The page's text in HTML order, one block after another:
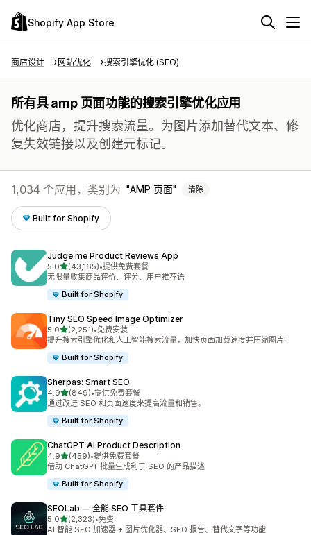
Shopify App Store
商店设计 网站优化 搜索引擎优化 (SEO)
所有具 amp 页面功能的搜索引擎优化应用
优化商店，提升搜索流量。为图片添加替代文本、修
复失效链接以及创建元标记。
1,034 个应用，类别为 AMP 页面 清除
Built for Shopify
Judge.me Product Reviews App
5.0星（满分 5 星）
(43,165)
总共 43165 条评论
•提供免费套餐
无限量收集商品评价、评分、用户推荐语
Built for Shopify
Tiny SEO Speed Image Optimizer
5.0星（满分 5 星）
(2,251)
总共 2251 条评论
•免费安装
提升搜索引擎优化和人工智能搜索流量，加快页面加载速度并压缩图片!
Built for Shopify
Sherpas: Smart SEO
4.9星（满分 5 星）
(849)
总共 849 条评论
•提供免费套餐
通过改进 SEO 和页面速度来提高流量和销售。
Built for Shopify
ChatGPT AI Product Description
4.9星（满分 5 星）
(459)
总共 459 条评论
•提供免费套餐
借助 ChatGPT 批量生成利于 SEO 的产品描述
Built for Shopify
SEOLab — 全能 SEO 工具套件
5.0星（满分 5 星）
(2,323)
总共 2323 条评论
•免费
AI 智能 SEO 加速器 + 图片优化器、SEO 报告、替代文字等功能